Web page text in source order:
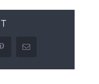
pinterestEmail